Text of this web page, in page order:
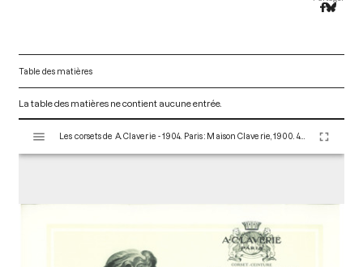
Table des matières
La table des matières ne contient aucune entrée.
s
l
Les corsets de A. Claverie - 1904. Paris : Maison Claverie, 1900. 44 p. (Corsets esthétiques, ceintures et lingerie, 10)